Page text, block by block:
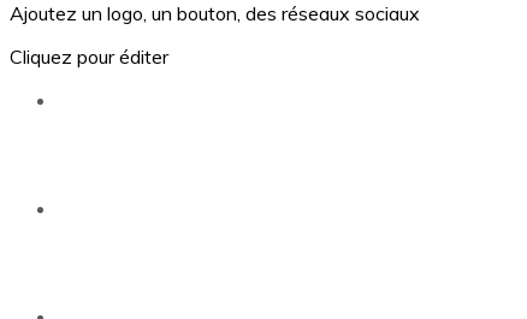
Ajoutez un logo, un bouton, des réseaux sociaux
Cliquez pour éditer